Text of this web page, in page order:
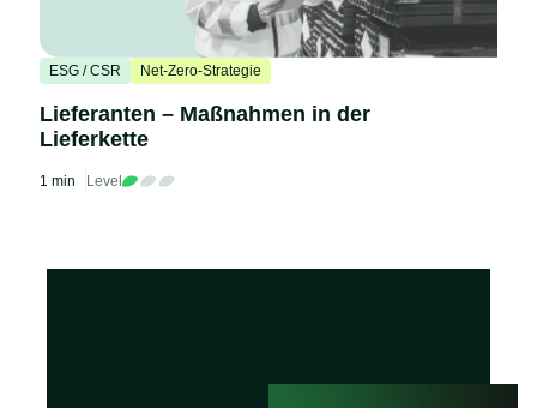
ESG / CSR Net-Zero-Strategie
Lieferanten – Maßnahmen in der
Lieferkette
1 min Level